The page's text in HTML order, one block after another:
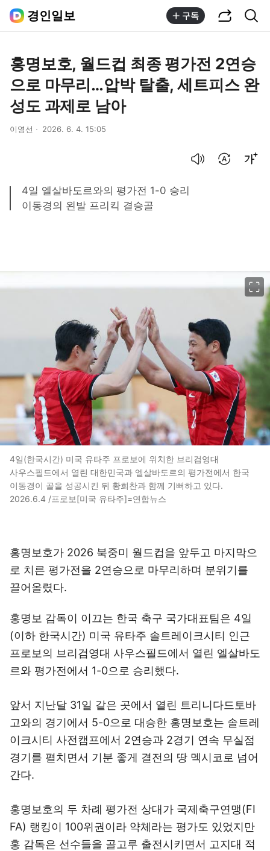
경인일보 구독
홍명보호, 월드컵 최종 평가전 2연승
으로 마무리…압박 탈출, 세트피스 완
성도 과제로 남아
이영선 2026. 6. 4. 15:05
4일 엘살바도르와의 평가전 1-0 승리
이동경의 왼발 프리킥 결승골
4일(한국시간) 미국 유타주 프로보에 위치한 브리검영대
사우스필드에서 열린 대한민국과 엘살바도르의 평가전에서 한국
이동경이 골을 성공시킨 뒤 황희찬과 함께 기뻐하고 있다.
2026.6.4 /프로보[미국 유타주]=연합뉴스
홍명보호가 2026 북중미 월드컵을 앞두고 마지막으
로 치른 평가전을 2연승으로 마무리하며 분위기를
끌어올렸다.
홍명보 감독이 이끄는 한국 축구 국가대표팀은 4일
(이하 한국시간) 미국 유타주 솔트레이크시티 인근
프로보의 브리검영대 사우스필드에서 열린 엘살바도
르와 평가전에서 1-0으로 승리했다.
앞서 지난달 31일 같은 곳에서 열린 트리니다드토바
고와의 경기에서 5-0으로 대승한 홍명보호는 솔트레
이크시티 사전캠프에서 2연승과 2경기 연속 무실점
경기를 펼치면서 기분 좋게 결전의 땅 멕시코로 넘어
간다.
홍명보호의 두 차례 평가전 상대가 국제축구연맹(FI
FA) 랭킹이 100위권이라 약체라는 평가도 있었지만
홍 감독은 선수들을 골고루 출전시키면서 고지대 적